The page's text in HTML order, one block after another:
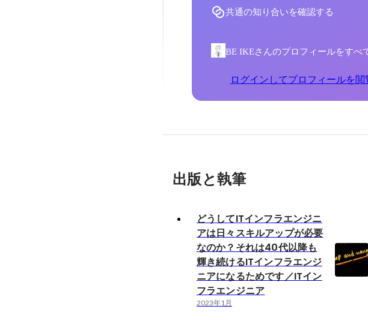
共通の知り合いを確認する
BE IKEさんのプロフィールをすべ
ログインしてプロフィールを閲
出版と執筆
どうしてITインフラエンジニ
アは日々スキルアップが必要
なのか？それは40代以降も
輝き続けるITインフラエンジ
ニアになるためです／ITイン
フラエンジニア
2023年1月